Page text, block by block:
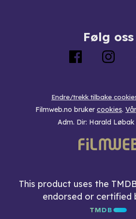
Følg oss
Endre/trekk tilbake
Filmweb.no bruker cookies.
Adm. Dir: Harald
This product uses the
endorsed or certified